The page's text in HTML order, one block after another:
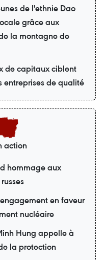
de l'ethnie Dao
grâce aux
la montagne de
de capitaux ciblent
entreprises de qualité
action
hommage aux
en faveur
nucléaire
Hung appelle à
la protection